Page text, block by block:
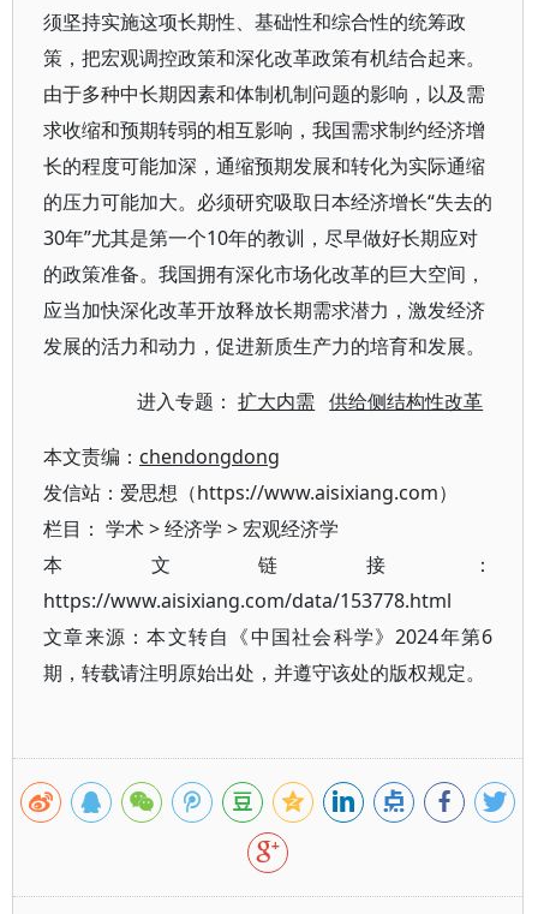
须坚持实施这项长期性、基础性和综合性的统筹政
策，把宏观调控政策和深化改革政策有机结合起来。
由于多种中长期因素和体制机制问题的影响，以及需
求收缩和预期转弱的相互影响，我国需求制约经济增
长的程度可能加深，通缩预期发展和转化为实际通缩
的压力可能加大。必须研究吸取日本经济增长“失去的
30年”尤其是第一个10年的教训，尽早做好长期应对
的政策准备。我国拥有深化市场化改革的巨大空间，
应当加快深化改革开放释放长期需求潜力，激发经济
发展的活力和动力，促进新质生产力的培育和发展。
进入专题：扩大内需 供给侧结构性改革
本文责编： chendongdong
发信站：爱思想（https://www.aisixiang.com）
栏目： 学术>经济学 >宏观经济学
本文链接：
https://www.aisixiang.com/data/153778.html
文章来源：本文转自《中国社会科学》2024年第6
期，转载请注明原始出处，并遵守该处的版权规定。